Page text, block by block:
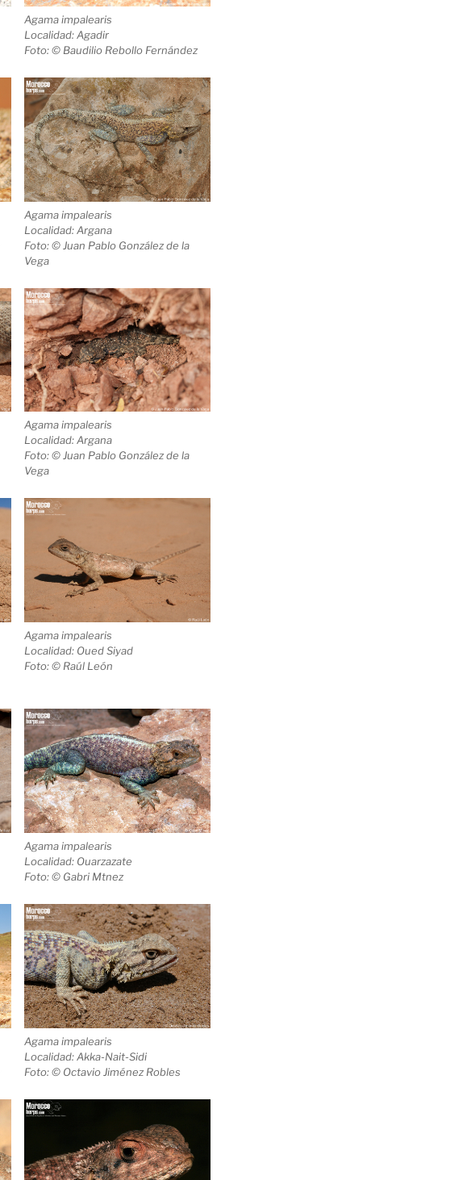
Agama impalearis
Localidad: Agadir
Foto: © Baudilio Rebollo Fernández
Agama impalearis
Localidad: Argana
Foto: © Juan Pablo González de la
Vega
Agama impalearis
Localidad: Argana
Foto: © Juan Pablo González de la
Vega
Agama impalearis
Localidad: Oued Siyad
Foto: © Raúl León
Agama impalearis
Localidad: Ouarzazate
Foto: © Gabri Mtnez
Agama impalearis
Localidad: Akka-Nait-Sidi
Foto: © Octavio Jiménez Robles